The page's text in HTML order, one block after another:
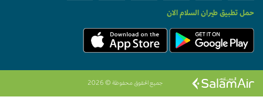
حمل تطبيق طيران السلام الان
جميع الحقوق محفوظة © 2026